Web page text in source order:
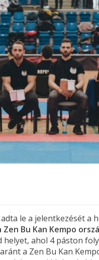
adta le a jelentkezését a
Zen Bu Kan Kempo
ahol 4 páston
a Zen Bu Kan